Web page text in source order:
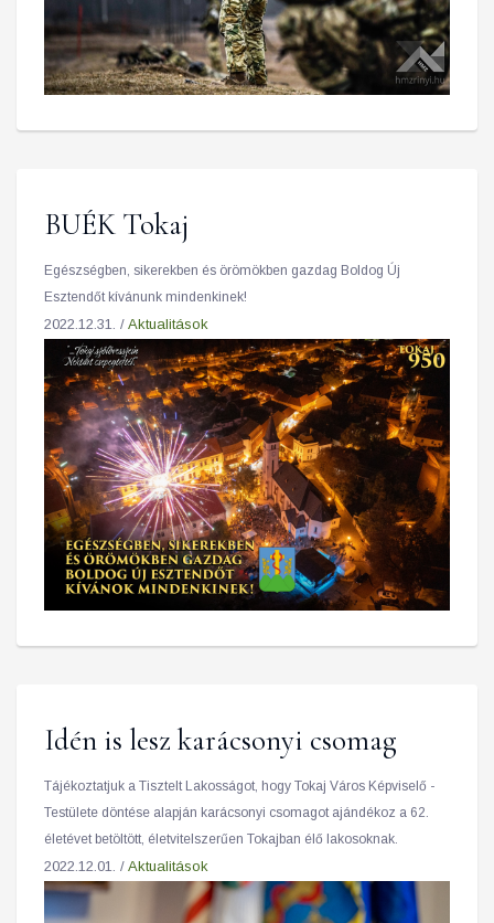
BUÉK Tokaj
Egészségben, sikerekben és örömökben gazdag Boldog Új
Esztendőt kívánunk mindenkinek!
2022.12.31. / Aktualitások
Idén is lesz karácsonyi csomag
Tájékoztatjuk a Tisztelt Lakosságot, hogy Tokaj Város Képviselő -
Testülete döntése alapján karácsonyi csomagot ajándékoz a 62.
életévet betöltött, életvitelszerűen Tokajban élő lakosoknak.
2022.12.01. / Aktualitások